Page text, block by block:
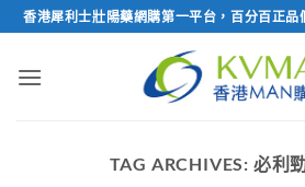
Skip
to
content
香港犀利士壯陽藥網購第一平台，百分百正品
TAG ARCHIVES: 必利